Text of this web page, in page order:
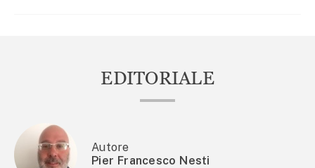
EDITORIALE
Autore
Pier Francesco Nesti